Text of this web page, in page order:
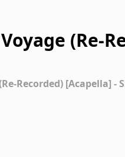
(Re-
Recorded) [Acapella] -